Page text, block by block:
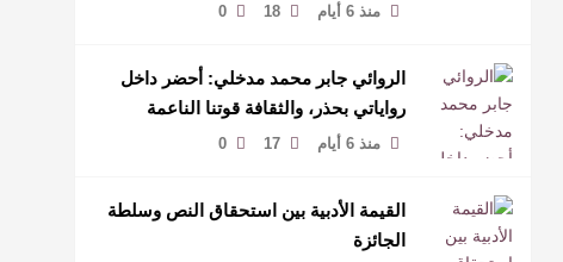
منذ 6 أيام 18
0
الروائي جابر محمد مدخلي: أحضر داخل
رواياتي بحذر، والثقافة قوتنا الناعمة
لمخاطبة العالم.
منذ 6 أيام 17
0
القيمة الأدبية بين استحقاق النص وسلطة
الجائزة